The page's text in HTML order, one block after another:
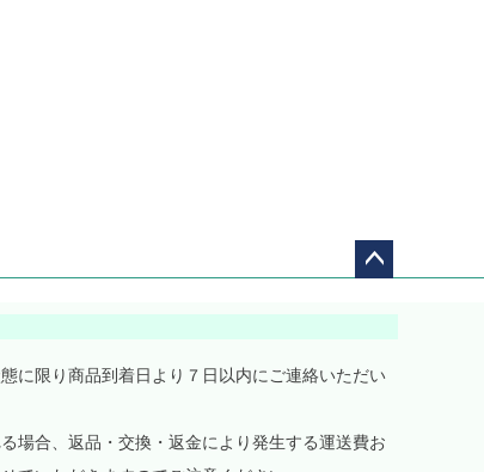
ジト
ップ
へ
に限り商品到着日より７日以内にご連絡いただい
場合、返品・交換・返金により発生する運送費お